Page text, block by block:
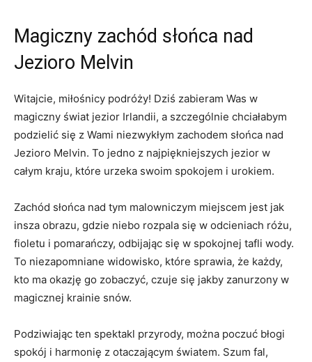
Magiczny zachód‍ słońca nad
Jezioro Melvin
Witajcie, miłośnicy podróży! Dziś zabieram Was w
magiczny świat jezior Irlandii, a‍ szczególnie chciałabym
podzielić ‌się z Wami niezwykłym zachodem słońca nad
Jezioro Melvin. To jedno z najpiękniejszych jezior w⁤
całym kraju, które urzeka swoim spokojem i urokiem.
Zachód słońca nad tym malowniczym miejscem jest jak
insza obrazu,​ gdzie niebo rozpala się w odcieniach różu,
fioletu i⁢ pomarańczy, odbijając się w spokojnej tafli wody.
To niezapomniane⁤ widowisko, które sprawia, że każdy,
kto ma okazję go ‍zobaczyć, czuje się jakby zanurzony w‌
magicznej krainie‌ snów.
Podziwiając⁤ ten spektakl przyrody,​ można poczuć ⁤błogi
‌spokój ​i ​harmonię z otaczającym światem. Szum fal,